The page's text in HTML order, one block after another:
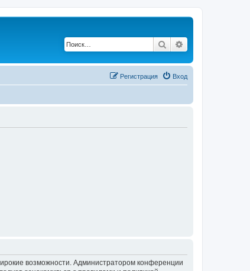
Поиск
Вход
Регистрация
возможности. Администратором конференции